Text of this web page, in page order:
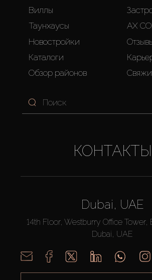
Виллы
Таунхаусы
Новостройки
Каталоги
Обзор районов
AX
КОНТАКТЫ
Dubai, UAE
14th Floor, Westburry Office Tower,
Dubai, UAE